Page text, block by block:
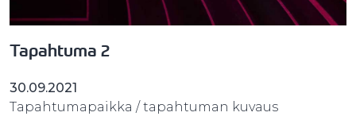
Tapahtuma 2
30.09.2021
Tapahtumapaikka / tapahtuman kuvaus